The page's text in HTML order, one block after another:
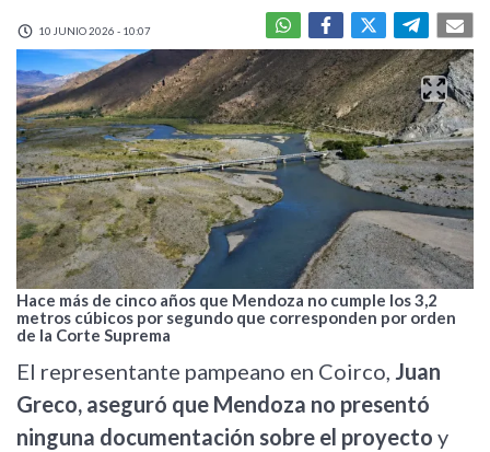
10 JUNIO 2026 - 10:07
Hace más de cinco años que Mendoza no cumple los 3,2
metros cúbicos por segundo que corresponden por orden
de la Corte Suprema
El representante pampeano en Coirco, Juan
Greco, aseguró que Mendoza no presentó
ninguna documentación sobre el proyecto y